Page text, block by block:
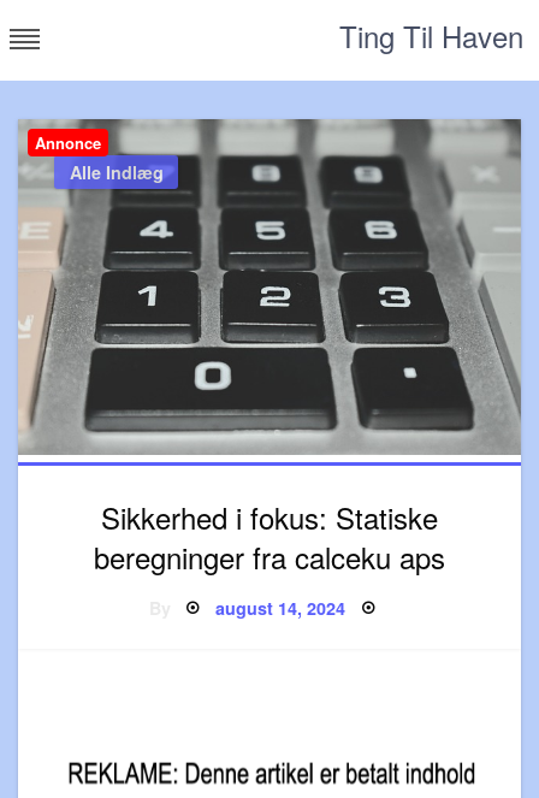
to
Ting Til Haven
Annonce
Alle Indlæg
Sikkerhed i fokus: Statiske
beregninger fra calceku aps
Posted
on
august 14, 2024